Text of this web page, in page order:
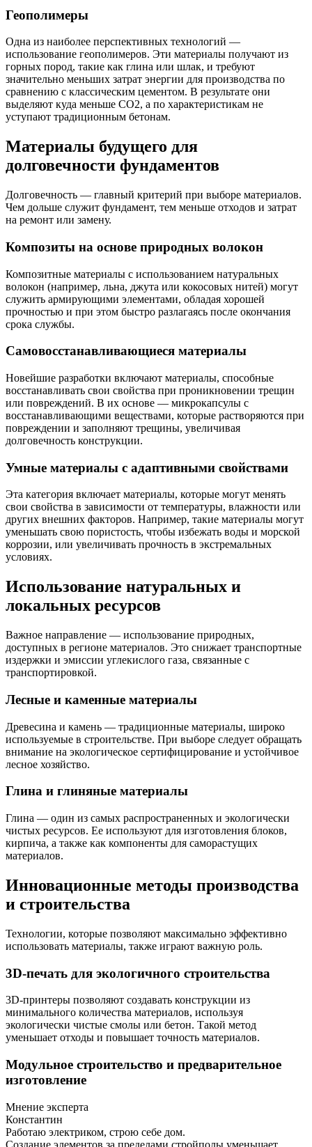
Геополимеры
Одна из наиболее перспективных технологий —
использование геополимеров. Эти материалы получают из
горных пород, такие как глина или шлак, и требуют
значительно меньших затрат энергии для производства по
сравнению с классическим цементом. В результате они
выделяют куда меньше CO2, а по характеристикам не
уступают традиционным бетонам.
Материалы будущего для
долговечности фундаментов
Долговечность — главный критерий при выборе материалов.
Чем дольше служит фундамент, тем меньше отходов и затрат
на ремонт или замену.
Композиты на основе природных волокон
Композитные материалы с использованием натуральных
волокон (например, льна, джута или кокосовых нитей) могут
служить армирующими элементами, обладая хорошей
прочностью и при этом быстро разлагаясь после окончания
срока службы.
Самовосстанавливающиеся материалы
Новейшие разработки включают материалы, способные
восстанавливать свои свойства при проникновении трещин
или повреждений. В их основе — микрокапсулы с
восстанавливающими веществами, которые растворяются при
повреждении и заполняют трещины, увеличивая
долговечность конструкции.
Умные материалы с адаптивными свойствами
Эта категория включает материалы, которые могут менять
свои свойства в зависимости от температуры, влажности или
других внешних факторов. Например, такие материалы могут
уменьшать свою пористость, чтобы избежать воды и морской
коррозии, или увеличивать прочность в экстремальных
условиях.
Использование натуральных и
локальных ресурсов
Важное направление — использование природных,
доступных в регионе материалов. Это снижает транспортные
издержки и эмиссии углекислого газа, связанные с
транспортировкой.
Лесные и каменные материалы
Древесина и камень — традиционные материалы, широко
используемые в строительстве. При выборе следует обращать
внимание на экологическое сертифицирование и устойчивое
лесное хозяйство.
Глина и глиняные материалы
Глина — один из самых распространенных и экологически
чистых ресурсов. Ее используют для изготовления блоков,
кирпича, а также как компоненты для саморастущих
материалов.
Инновационные методы производства
и строительства
Технологии, которые позволяют максимально эффективно
использовать материалы, также играют важную роль.
3D-печать для экологичного строительства
3D-принтеры позволяют создавать конструкции из
минимального количества материалов, используя
экологически чистые смолы или бетон. Такой метод
уменьшает отходы и повышает точность материалов.
Модульное строительство и предварительное
изготовление
Мнение эксперта
Константин
Работаю электриком, строю себе дом.
Создание элементов за пределами стройполы уменьшает